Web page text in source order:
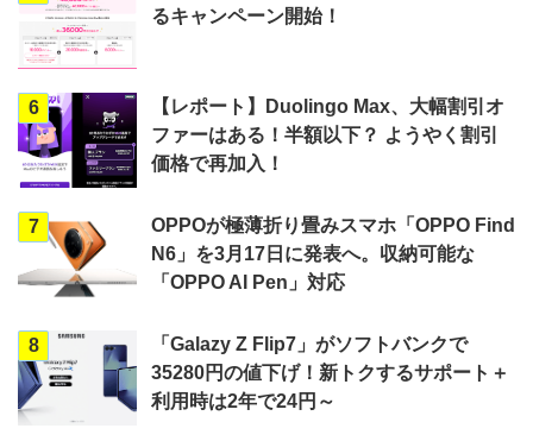
るキャンペーン開始！
6
【レポート】Duolingo Max、大幅割引オ
ファーはある！半額以下？ ようやく割引
価格で再加入！
7
OPPOが極薄折り畳みスマホ「OPPO Find
N6」を3月17日に発表へ。収納可能な
「OPPO AI Pen」対応
8
「Galazy Z Flip7」がソフトバンクで
35280円の値下げ！新トクするサポート＋
利用時は2年で24円～